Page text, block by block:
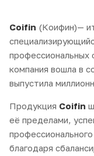
Coifin (Коифин)—
профессиональных
компания вошла в
выпустила
Продукция Coifin
её пределами,
благодаря